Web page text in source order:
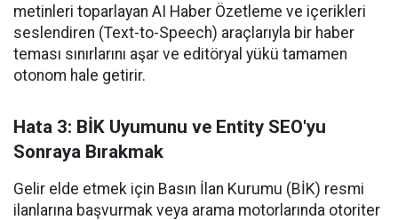
metinleri toparlayan AI Haber Özetleme ve içerikleri
seslendiren (Text-to-Speech) araçlarıyla bir haber
teması sınırlarını aşar ve editöryal yükü tamamen
otonom hale getirir.
Hata 3: BİK Uyumunu ve Entity SEO'yu
Sonraya Bırakmak
Gelir elde etmek için Basın İlan Kurumu (BİK) resmi
ilanlarına başvurmak veya arama motorlarında otoriter